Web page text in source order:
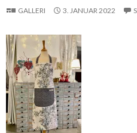
GALLERI 3. JANUAR 2022